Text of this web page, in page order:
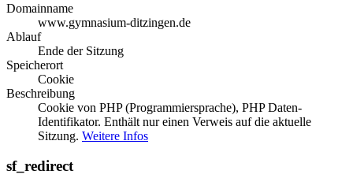
Domainname
www.gymnasium-ditzingen.de
Ablauf
Ende der Sitzung
Speicherort
Cookie
Beschreibung
Cookie von PHP (Programmiersprache), PHP Daten-
Identifikator. Enthält nur einen Verweis auf die aktuelle
Sitzung. Weitere Infos
sf_redirect